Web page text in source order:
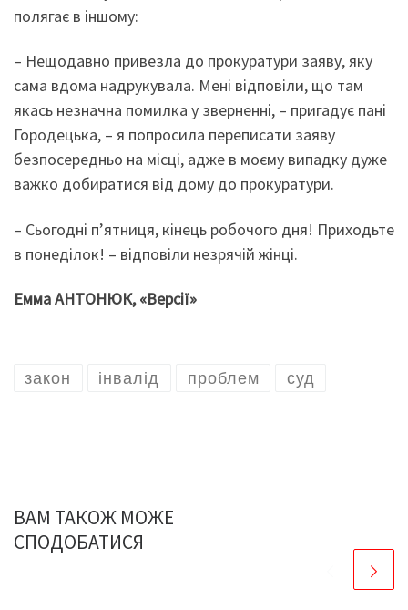
полягає в іншому:
– Нещодавно привезла до прокуратури заяву, яку
сама вдома надрукувала. Мені відповіли, що там
якась незначна помилка у зверненні, – пригадує пані
Городецька, – я попросила переписати заяву
безпосередньо на місці, адже в моєму випадку дуже
важко добиратися від дому до прокуратури.
– Сьогодні п’ятниця, кінець робочого дня! Приходьте
в понеділок! – відповіли незрячій жінці.
Емма АНТОНЮК, «Версії»
закон інвалід проблем суд
ВАМ ТАКОЖ МОЖЕ
СПОДОБАТИСЯ